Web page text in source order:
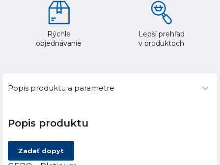
Rýchle
objednávanie
Lepší prehľad
v produktoch
Popis produktu a parametre
Popis produktu
Zadať dopyt